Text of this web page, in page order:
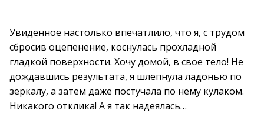
Увиденное настолько впечатлило, что я, с трудом
сбросив оцепенение, коснулась прохладной
гладкой поверхности. Хочу домой, в свое тело! Не
дождавшись результата, я шлепнула ладонью по
зеркалу, а затем даже постучала по нему кулаком.
Никакого отклика! А я так надеялась…